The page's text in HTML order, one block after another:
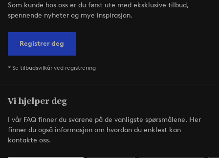
Som kunde hos oss er du først ute med eksklusive tilbud,
spennende nyheter og mye inspirasjon.
Registrer deg
* Se tilbudsvilkår ved registrering
Vi hjelper deg
I vår FAQ finner du svarene på de vanligste spørsmålene. Her
finner du også informasjon om hvordan du enklest kan
kontakte oss.